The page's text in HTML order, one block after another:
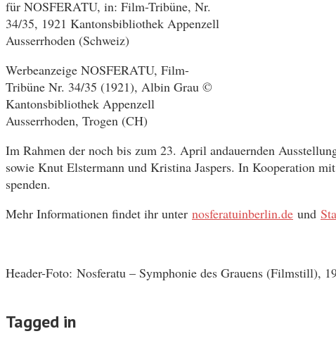
Werbeanzeige NOSFERATU, Film-
Tribüne Nr. 34/35 (1921), Albin Grau ©
Kantonsbibliothek Appenzell
Ausserrhoden, Trogen (CH)
Im Rahmen der noch bis zum 23. April andauernden
sowie Knut Elstermann und Kristina Jaspers. In Kooperation
spenden.
Mehr Informationen findet ihr unter nosferatuinberlin.de und
Header-Foto: Nosferatu – Symphonie des Grauens (Filmstill),
Tagged in